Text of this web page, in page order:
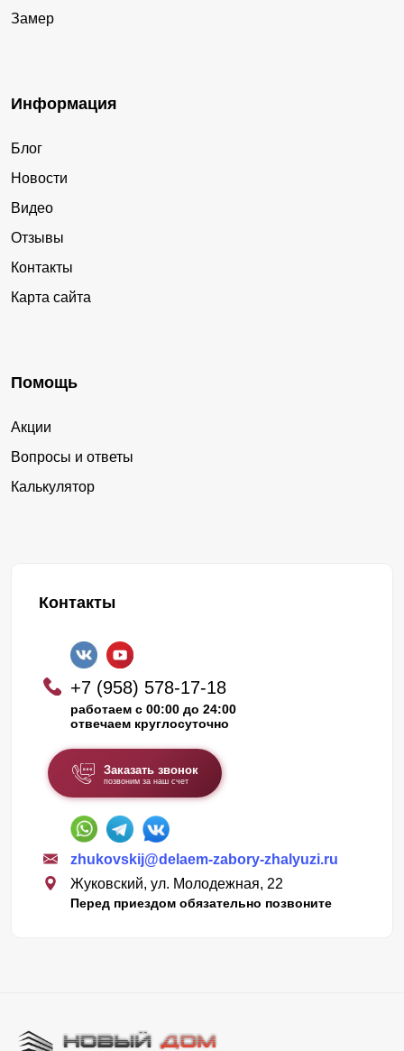
Замер
Информация
Блог
Новости
Видео
Отзывы
Контакты
Карта сайта
Помощь
Акции
Вопросы и ответы
Калькулятор
Контакты
+7 (958) 578-17-18
работаем с 00:00 до 24:00
отвечаем круглосуточно
Заказать звонок
позвоним за наш счет
zhukovskij@delaem-zabory-zhalyuzi.ru
Жуковский, ул. Молодежная, 22
Перед приездом обязательно позвоните